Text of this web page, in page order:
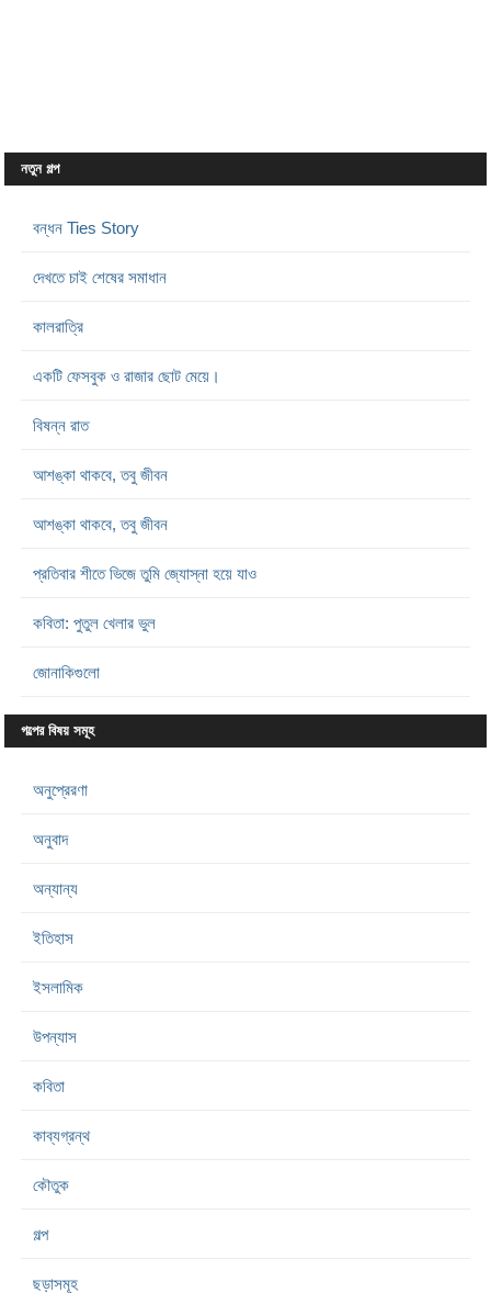
নতুন গল্প
বন্ধন Ties Story
দেখতে চাই শেষের সমাধান
কালরাত্রি
একটি ফেসবুক ও রাজার ছোট মেয়ে।
বিষন্ন রাত
আশঙ্কা থাকবে, তবু জীবন
আশঙ্কা থাকবে, তবু জীবন
প্রতিবার শীতে ভিজে তুমি জ্যোস্না হয়ে যাও
কবিতা: পুতুল খেলার ভুল
জোনাকিগুলো
গল্পের বিষয় সমূহ
অনুপ্রেরণা
অনুবাদ
অন্যান্য
ইতিহাস
ইসলামিক
উপন্যাস
কবিতা
কাব্যগ্রন্থ
কৌতুক
গল্প
ছড়াসমূহ